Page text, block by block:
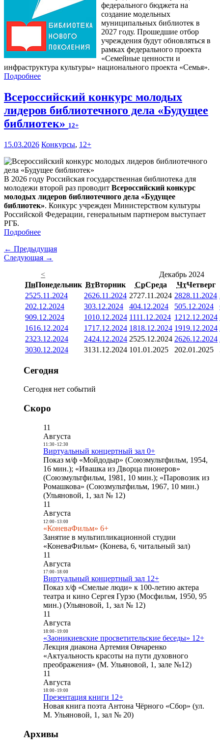
федерального бюджета на
создание модельных
муниципальных библиотек в
2027 году. Прошедшие отбор
учреждения будут обновляться в
рамках федерального проекта
«Семейные ценности и
инфраструктура культуры» национального проекта «Семья».
Подробнее
Всероссийский конкурс молодых
лидеров библиотечного дела «Будущее
библиотек» 12+
15.03.2026 Конкурсы, 12+
В 2026 году Российская государственная библиотека для
молодежи второй раз проводит Всероссийский конкурс
молодых лидеров библиотечного дела «Будущее
библиотек». Конкурс учрежден Министерством культуры
Российской Федерации, генеральным партнером выступает
РГБ.
Подробнее
← Предыдущая
Следующая →
<
Декабрь 2024
ПнПонедельник ВтВторник СрСреда ЧтЧетверг
2525.11.2024 2626.11.2024 2727.11.2024 2828.11.2024
202.12.2024 303.12.2024 404.12.2024 505.12.2024
909.12.2024 1010.12.2024 1111.12.2024 1212.12.2024
1616.12.2024 1717.12.2024 1818.12.2024 1919.12.2024
2323.12.2024 2424.12.2024 2525.12.2024 2626.12.2024
3030.12.2024 3131.12.2024 101.01.2025 202.01.2025
Сегодня
Сегодня нет событий
Скоро
11
Августа
11:30- 12:30
Виртуальный концертный зал 0+
Показ м/ф «Мойдодыр» (Союзмультфильм, 1954,
16 мин.); «Ивашка из Дворца пионеров»
(Союзмультфильм, 1981, 10 мин.); «Паровозик из
Ромашкова» (Союзмультфильм, 1967, 10 мин.)
(Ульяновой, 1, зал № 12)
11
Августа
12:00- 13:00
«КоневаФильм» 6+
Занятие в мультипликационной студии
«КоневаФильм» (Конева, 6, читальный зал)
11
Августа
17:00- 18:00
Виртуальный концертный зал 12+
Показ х/ф «Смелые люди» к 100-летию актера
театра и кино Сергея Гурзо (Мосфильм, 1950, 95
мин.) (Ульяновой, 1, зал № 12)
11
Августа
18:00- 19:00
«Заоникиевские просветительские беседы» 12+
Лекция диакона Артемия Овчаренко
«Актуальность красоты на пути духовного
преображения» (М. Ульяновой, 1, зале №12)
11
Августа
18:00- 19:00
Презентация книги 12+
Новая книга поэта Антона Чёрного «Сбор» (ул.
М. Ульяновой, 1, зал № 20)
Архивы